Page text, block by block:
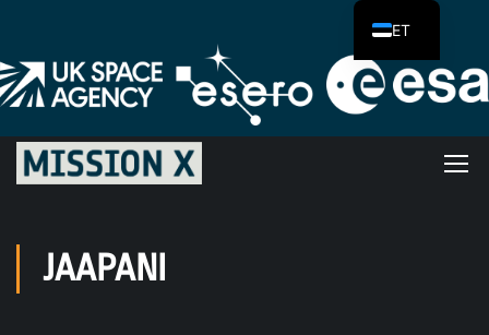
JAAPANI
ET